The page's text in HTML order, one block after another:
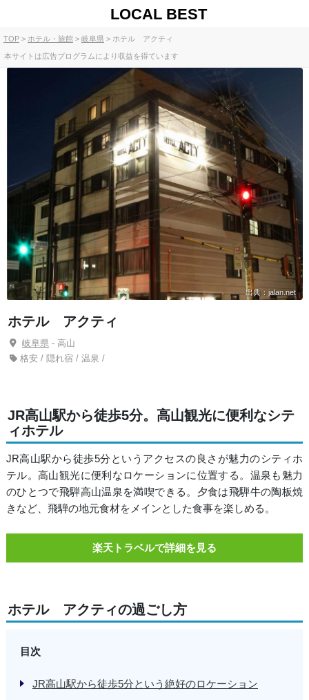
LOCAL BEST
TOP ホテル・旅館 岐阜県 ホテル アクティ
本サイトは広告プログラムにより収益を得ています
出典：jalan.net
ホテル アクティ
岐阜県- 高山
格安 / 隠れ宿 / 温泉 /
JR高山駅から徒歩5分。高山観光に便利なシテ
ィホテル
JR高山駅から徒歩5分というアクセスの良さが魅力のシティホ
テル。高山観光に便利なロケーションに位置する。温泉も魅力
のひとつで飛騨高山温泉を満喫できる。夕食は飛騨牛の陶板焼
きなど、飛騨の地元食材をメインとした食事を楽しめる。
楽天トラベルで詳細を見る
ホテル アクティの過ごし方
目次
JR高山駅から徒歩5分という絶好のロケーション